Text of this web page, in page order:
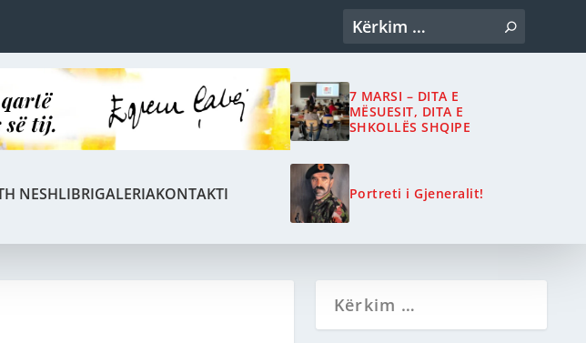
NESHLIBRIGALERIAKONTAKTI
7 MARSI – DITA E
MËSUESIT, DITA E
SHKOLLËS SHQIPE
Portreti i Gjeneralit!